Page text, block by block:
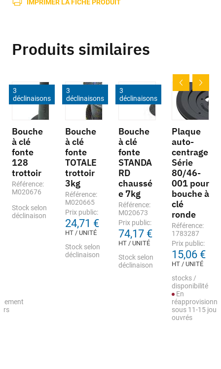
Produits similaires
3
déclinaisons
Bouche
à clé
fonte
128
trottoir
Référence:
M020676
Stock selon
déclinaison
3
déclinaisons
Bouche
à clé
fonte
TOTALE
trottoir
3kg
Référence:
M020665
Prix public:
24,71 €
HT / UNITÉ
Stock selon
déclinaison
3
déclinaisons
Bouche
à clé
fonte
STANDA
RD
chaussé
e 7kg
Référence:
M020673
Prix public:
74,17 €
HT / UNITÉ
Stock selon
déclinaison
Plaque
auto-
centrage
Série
80/46-
001 pour
bouche à
clé
ronde
Référence:
1783287
Prix public:
15,06 €
HT / UNITÉ
stocks /
disponibilité
En
sous 11-15
ouvrés